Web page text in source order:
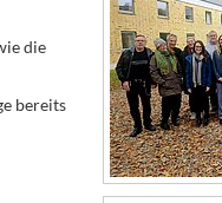
die
bereits